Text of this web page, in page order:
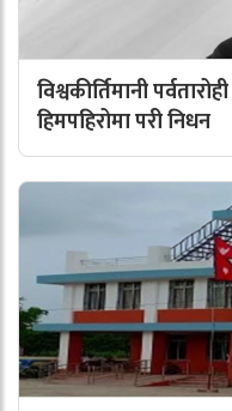
विश्वकीर्तिमानी
हिमपहिरोमा परी निधन